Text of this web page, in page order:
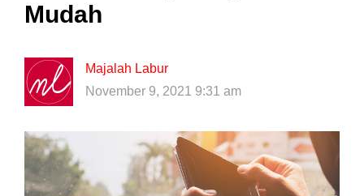
Mudah
Majalah Labur
November 9, 2021 9:31 am